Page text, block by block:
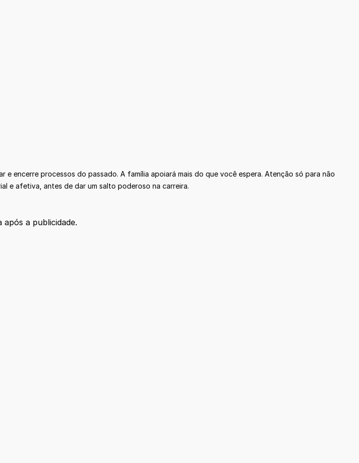
encerre processos do passado. A família apoiará mais do que você espera. Atenção só para não
e afetiva, antes de dar um salto poderoso na carreira.
após a publicidade.